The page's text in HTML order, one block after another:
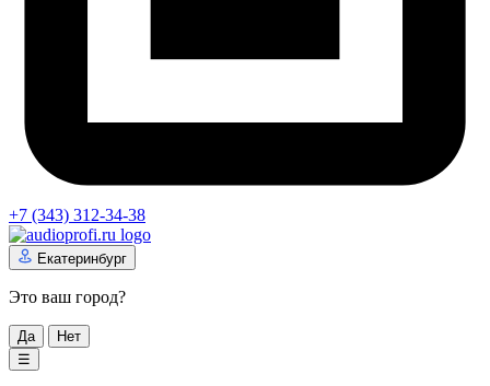
+7 (343) 312-34-38
Екатеринбург
Это ваш город?
Да
Нет
☰